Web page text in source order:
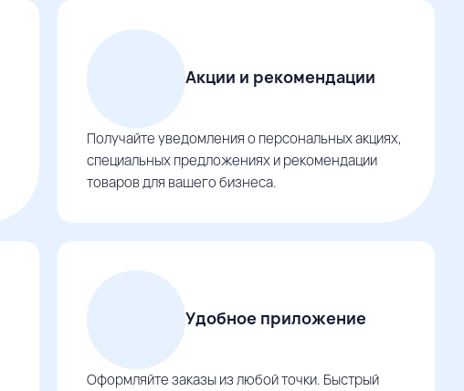
Акции и рекомендации
Получайте уведомления о персональных акциях,
специальных предложениях и рекомендации
товаров для вашего бизнеса.
Удобное приложение
Оформляйте заказы из любой точки. Быстрый